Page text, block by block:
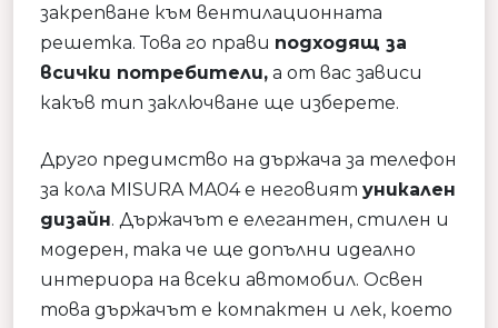
закрепване към вентилационната
решетка. Това го прави подходящ за
всички потребители, а от вас зависи
какъв тип заключване ще изберете.
Друго предимство на държача за телефон
за кола MISURA MA04 е неговият уникален
дизайн. Държачът е елегантен, стилен и
модерен, така че ще допълни идеално
интериора на всеки автомобил. Освен
това държачът е компактен и лек, което